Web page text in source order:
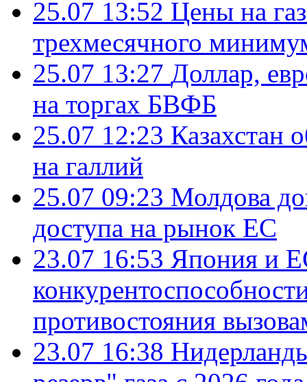
25.07 13:52 Цены на
трехмесячного
25.07 13:27 Доллар,
на торгах БВФБ
25.07 12:23 Казахстан
на галлий
25.07 09:23 Молдова
доступа на рынок ЕС
23.07 16:53 Япония и
противостояния
23.07 16:38